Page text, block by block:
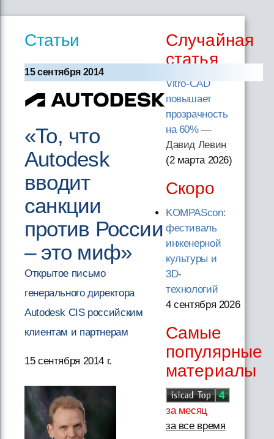
Статьи
15 сентября 2014
«То, что
Autodesk
вводит
санкции
против России
– это миф»
Открытое письмо
генерального директора
Autodesk CIS российским
клиентам и партнерам
15 сентября 2014 г.
Случайная
статья
Vitro-CAD
повышает
прозрачность
на 60%—
Давид Левин
(2 марта 2026)
Скоро
KOMPAScon:
фестиваль
инженерной
культуры и
3D-
технологий
4 сентября 2026
Самые
популярные
материалы
за месяц
за все время